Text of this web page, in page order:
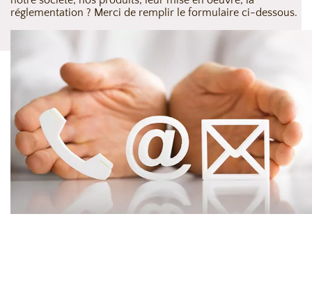
réglementation ? Merci de remplir le formulaire ci-dessous.